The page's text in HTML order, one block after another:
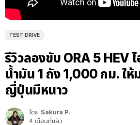
TEST DRIVE
รีวิวลองขับ ORA 5 HEV
น้ำมัน 1 ถัง 1,000 กม. ให้
ญี่ปุ่นมีหนาว
โดย Sakura P.
4 เดือนที่แล้ว